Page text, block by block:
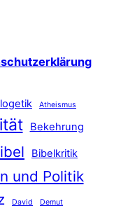
Atheismus
Bekehrung
Bibelkritik
und Politik
David Demut